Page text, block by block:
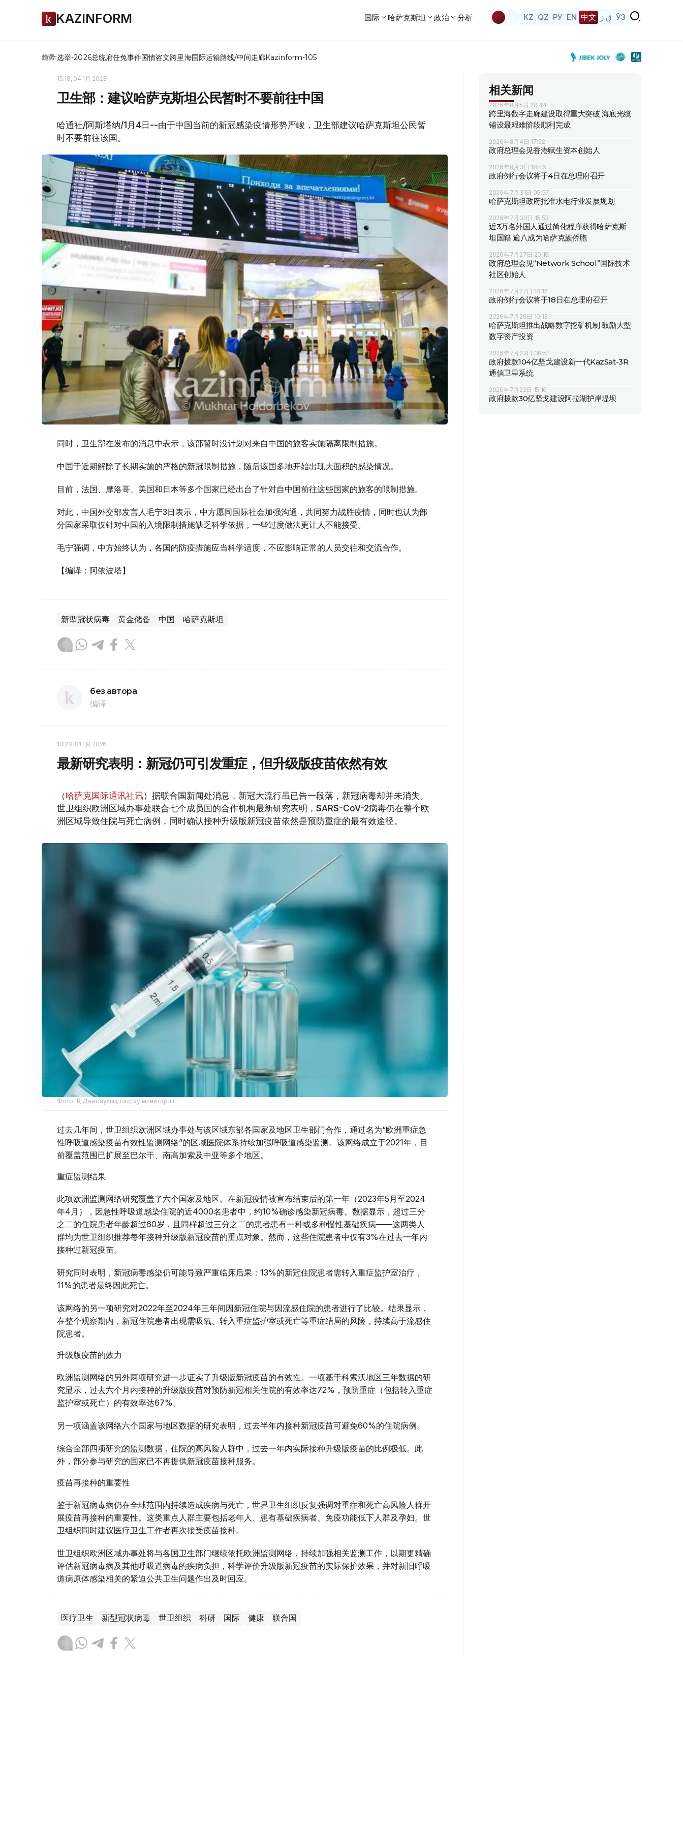
KAZINFORM 国际 哈萨克斯坦 政治 分析 KZ QZ РУ EN 中文 ق ز ЎЗ
趋势:选举-2026总统府任免事件国情咨文跨里海国际运输路线/中间走廊Kazinform-105
15:18, 04 1月 2023
卫生部：建议哈萨克斯坦公民暂时不要前往中国
哈通社/阿斯塔纳/1月4日--由于中国当前的新冠感染疫情形势严峻，卫生部建议哈萨克斯坦公民暂
时不要前往该国。
同时，卫生部在发布的消息中表示，该部暂时没计划对来自中国的旅客实施隔离限制措施。
中国于近期解除了长期实施的严格的新冠限制措施，随后该国多地开始出现大面积的感染情况。
目前，法国、摩洛哥、美国和日本等多个国家已经出台了针对自中国前往这些国家的旅客的限制措施。
对此，中国外交部发言人毛宁3日表示，中方愿同国际社会加强沟通，共同努力战胜疫情，同时也认为部
分国家采取仅针对中国的入境限制措施缺乏科学依据，一些过度做法更让人不能接受。
毛宁强调，中方始终认为，各国的防疫措施应当科学适度，不应影响正常的人员交往和交流合作。
【编译：阿依波塔】
新型冠状病毒 黄金储备 中国 哈萨克斯坦
без автора
编译
13:28, 01 1月 2026
最新研究表明：新冠仍可引发重症，但升级版疫苗依然有效
（哈萨克国际通讯社讯）据联合国新闻处消息，新冠大流行虽已告一段落，新冠病毒却并未消失。
世卫组织欧洲区域办事处联合七个成员国的合作机构最新研究表明，SARS-CoV-2病毒仍在整个欧
洲区域导致住院与死亡病例，同时确认接种升级版新冠疫苗依然是预防重症的最有效途径。
Фото: ҚР Денсаулық сақтау министрлігі
过去几年间，世卫组织欧洲区域办事处与该区域东部各国家及地区卫生部门合作，通过名为“欧洲重症急
性呼吸道感染疫苗有效性监测网络”的区域医院体系持续加强呼吸道感染监测。该网络成立于2021年，目
前覆盖范围已扩展至巴尔干、南高加索及中亚等多个地区。
重症监测结果
此项欧洲监测网络研究覆盖了六个国家及地区。在新冠疫情被宣布结束后的第一年（2023年5月至2024
年4月），因急性呼吸道感染住院的近4000名患者中，约10%确诊感染新冠病毒。数据显示，超过三分
之二的住院患者年龄超过60岁，且同样超过三分之二的患者患有一种或多种慢性基础疾病——这两类人
群均为世卫组织推荐每年接种升级版新冠疫苗的重点对象。然而，这些住院患者中仅有3%在过去一年内
接种过新冠疫苗。
研究同时表明，新冠病毒感染仍可能导致严重临床后果：13%的新冠住院患者需转入重症监护室治疗，
11%的患者最终因此死亡。
该网络的另一项研究对2022年至2024年三年间因新冠住院与因流感住院的患者进行了比较。结果显示，
在整个观察期内，新冠住院患者出现需吸氧、转入重症监护室或死亡等重症结局的风险，持续高于流感住
院患者。
升级版疫苗的效力
欧洲监测网络的另外两项研究进一步证实了升级版新冠疫苗的有效性。一项基于科索沃地区三年数据的研
究显示，过去六个月内接种的升级版疫苗对预防新冠相关住院的有效率达72%，预防重症（包括转入重症
监护室或死亡）的有效率达67%。
另一项涵盖该网络六个国家与地区数据的研究表明，过去半年内接种新冠疫苗可避免60%的住院病例。
综合全部四项研究的监测数据，住院的高风险人群中，过去一年内实际接种升级版疫苗的比例极低。此
外，部分参与研究的国家已不再提供新冠疫苗接种服务。
疫苗再接种的重要性
鉴于新冠病毒病仍在全球范围内持续造成疾病与死亡，世界卫生组织反复强调对重症和死亡高风险人群开
展疫苗再接种的重要性。这类重点人群主要包括老年人、患有基础疾病者、免疫功能低下人群及孕妇。世
卫组织同时建议医疗卫生工作者再次接受疫苗接种。
世卫组织欧洲区域办事处将与各国卫生部门继续依托欧洲监测网络，持续加强相关监测工作，以期更精确
评估新冠病毒病及其他呼吸道病毒的疾病负担，科学评价升级版新冠疫苗的实际保护效果，并对新旧呼吸
道病原体感染相关的紧迫公共卫生问题作出及时回应。
医疗卫生 新型冠状病毒 世卫组织 科研 国际 健康 联合国
相关新闻
2026年8月5日 20:44
跨里海数字走廊建设取得重大突破 海底光缆
铺设最艰难阶段顺利完成
2026年8月4日 17:52
政府总理会见香港赋生资本创始人
2026年8月3日 18:46
政府例行会议将于4日在总理府召开
2026年7月31日 09:57
哈萨克斯坦政府批准水电行业发展规划
2026年7月30日 15:53
近3万名外国人通过简化程序获得哈萨克斯
坦国籍 逾八成为哈萨克族侨胞
2026年7月27日 20:16
政府总理会见“Network School”国际技术
社区创始人
2026年7月27日 18:12
政府例行会议将于18日在总理府召开
2026年7月26日 10:13
哈萨克斯坦推出战略数字挖矿机制 鼓励大型
数字资产投资
2026年7月23日 08:51
政府拨款104亿坚戈建设新一代KazSat-3R
通信卫星系统
2026年7月22日 15:16
政府拨款30亿坚戈建设阿拉湖护岸堤坝